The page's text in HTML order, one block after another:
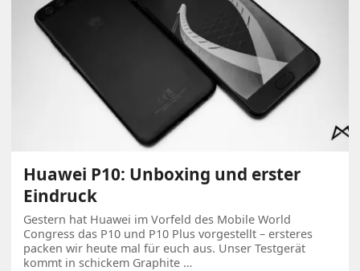
Huawei P10: Unboxing und erster
Eindruck
Gestern hat Huawei im Vorfeld des Mobile World
Congress das P10 und P10 Plus vorgestellt – ersteres
packen wir heute mal für euch aus. Unser Testgerät
kommt in schickem Graphite …